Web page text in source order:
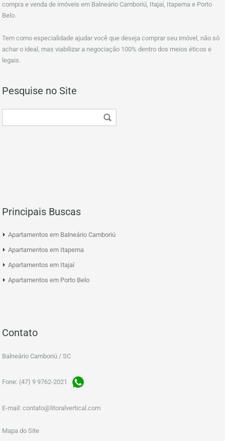
compra e venda de imóveis em Balneário Camboriú, Itajaí, Itapema e Porto
Belo.
Tem como especialidade ajudar você que deseja comprar seu imóvel, não só
achar o ideal, mas viabilizar a negociação 100% dentro dos meios éticos e
legais.
Pesquise no Site
Principais Buscas
Apartamentos em Balneário Camboriú
Apartamentos em Itapema
Apartamentos em Itajaí
Apartamentos em Porto Belo
Contato
Balneário Camboriú / SC
Fone: (47) 9 9762-2021
E-mail: contato@litoralvertical.com
Mapa do Site